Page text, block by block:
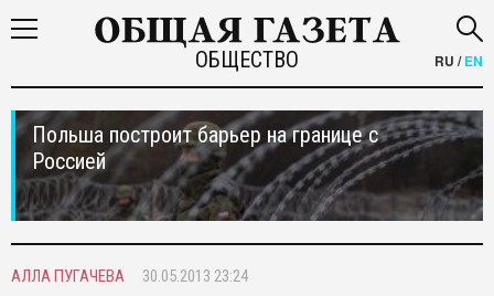
ОБЩЕСТВО RU /EN
Польша построит барьер на границе с
Россией
АЛЛА ПУГАЧЕВА 30.05.2013 23:24